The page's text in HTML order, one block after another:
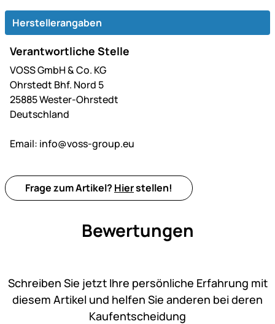
Herstellerangaben
Verantwortliche Stelle
VOSS GmbH & Co. KG
Ohrstedt Bhf. Nord 5
25885 Wester-Ohrstedt
Deutschland
Email: info@voss-group.eu
Frage zum Artikel? Hierstellen!
Bewertungen
Schreiben Sie jetzt Ihre persönliche Erfahrung mit
diesem Artikel und helfen Sie anderen bei deren
Kaufentscheidung